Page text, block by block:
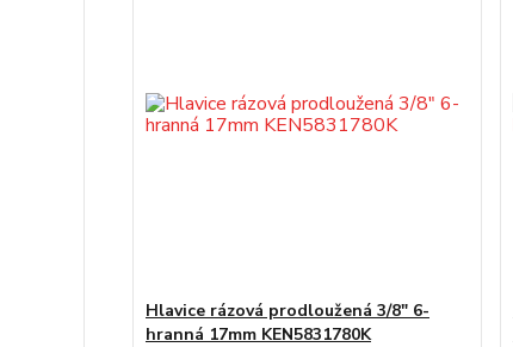
Hlavice rázová prodloužená 3/8" 6-
hranná 17mm KEN5831780K